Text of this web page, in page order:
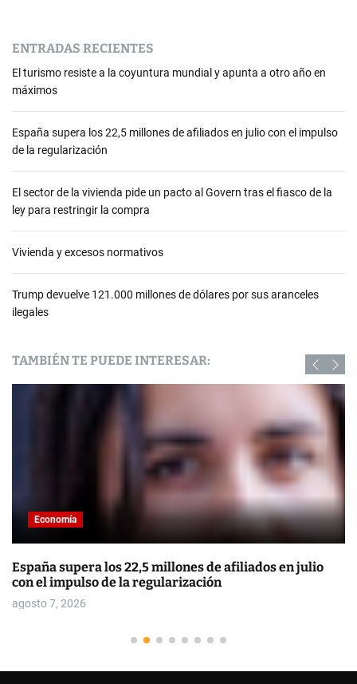
ENTRADAS RECIENTES
El turismo resiste a la coyuntura mundial y apunta a otro año en
máximos
España supera los 22,5 millones de afiliados en julio con el impulso
de la regularización
El sector de la vivienda pide un pacto al Govern tras el fiasco de la
ley para restringir la compra
Vivienda y excesos normativos
Trump devuelve 121.000 millones de dólares por sus aranceles
ilegales
TAMBIÉN TE PUEDE INTERESAR:
Economía
España supera los 22,5 millones de afiliados en julio
con el impulso de la regularización
agosto 7, 2026